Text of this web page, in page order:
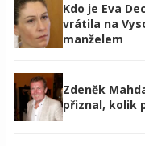
Kdo je Eva
vrátila na
manželem
Zdeněk
přiznal, kolik